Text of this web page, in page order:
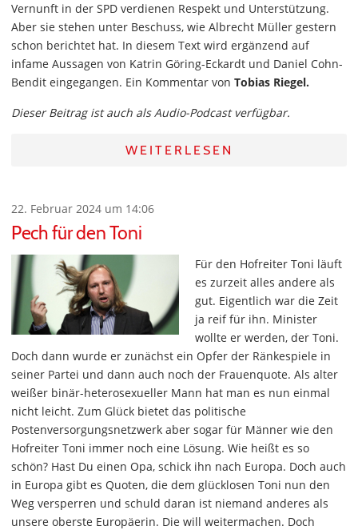
Vernunft in der SPD verdienen Respekt und Unterstützung.
Aber sie stehen unter Beschuss, wie Albrecht Müller gestern
schon berichtet hat. In diesem Text wird ergänzend auf
infame Aussagen von Katrin Göring-Eckardt und Daniel Cohn-
Bendit eingegangen. Ein Kommentar von Tobias Riegel.
Dieser Beitrag ist auch als Audio-Podcast verfügbar.
WEITERLESEN
22. Februar 2024 um 14:06
Pech für den Toni
Für den Hofreiter Toni läuft
es zurzeit alles andere als
gut. Eigentlich war die Zeit
ja reif für ihn. Minister
wollte er werden, der Toni.
Doch dann wurde er zunächst ein Opfer der Ränkespiele in
seiner Partei und dann auch noch der Frauenquote. Als alter
weißer binär-heterosexueller Mann hat man es nun einmal
nicht leicht. Zum Glück bietet das politische
Postenversorgungsnetzwerk aber sogar für Männer wie den
Hofreiter Toni immer noch eine Lösung. Wie heißt es so
schön? Hast Du einen Opa, schick ihn nach Europa. Doch auch
in Europa gibt es Quoten, die dem glücklosen Toni nun den
Weg versperren und schuld daran ist niemand anderes als
unsere oberste Europäerin. Die will weitermachen. Doch